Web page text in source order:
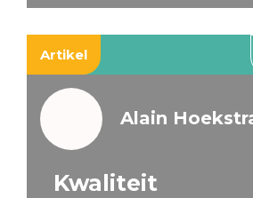
Artikel
Alain
Kwaliteit